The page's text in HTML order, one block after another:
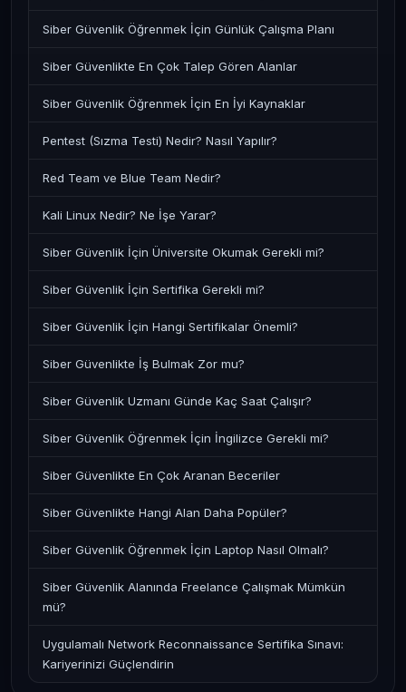
Siber Güvenlik Öğrenmek İçin Günlük Çalışma Planı
Siber Güvenlikte En Çok Talep Gören Alanlar
Siber Güvenlik Öğrenmek İçin En İyi Kaynaklar
Pentest (Sızma Testi) Nedir? Nasıl Yapılır?
Red Team ve Blue Team Nedir?
Kali Linux Nedir? Ne İşe Yarar?
Siber Güvenlik İçin Üniversite Okumak Gerekli mi?
Siber Güvenlik İçin Sertifika Gerekli mi?
Siber Güvenlik İçin Hangi Sertifikalar Önemli?
Siber Güvenlikte İş Bulmak Zor mu?
Siber Güvenlik Uzmanı Günde Kaç Saat Çalışır?
Siber Güvenlik Öğrenmek İçin İngilizce Gerekli mi?
Siber Güvenlikte En Çok Aranan Beceriler
Siber Güvenlikte Hangi Alan Daha Popüler?
Siber Güvenlik Öğrenmek İçin Laptop Nasıl Olmalı?
Siber Güvenlik Alanında Freelance Çalışmak Mümkün
mü?
Uygulamalı Network Reconnaissance Sertifika Sınavı:
Kariyerinizi Güçlendirin